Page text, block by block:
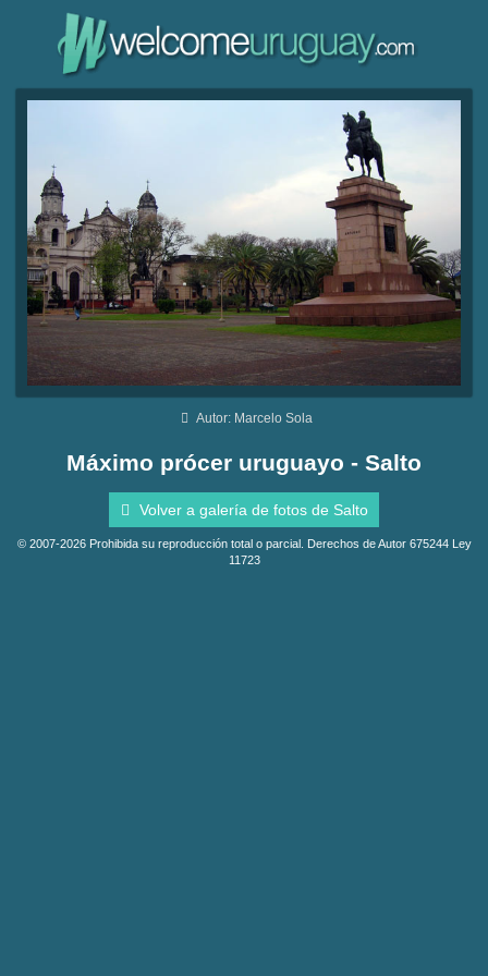
Autor: Marcelo Sola
Máximo prócer uruguayo - Salto
Volver a galería de fotos de Salto
© 2007-2026 Prohibida su reproducción total o parcial. Derechos de Autor 675244 Ley
11723